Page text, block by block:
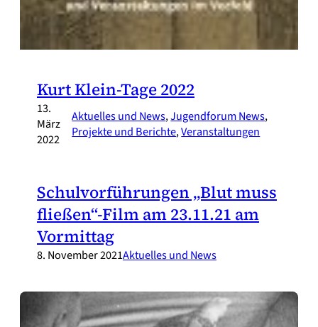
Kurt Klein-Tage 2022
13.
März
2022
Aktuelles und News, Jugendforum News
Projekte und Berichte, Veranstaltungen
Schulvorführungen „Blut muss
fließen“-Film am 23.11.21 am
Vormittag
8. November 2021Aktuelles und News